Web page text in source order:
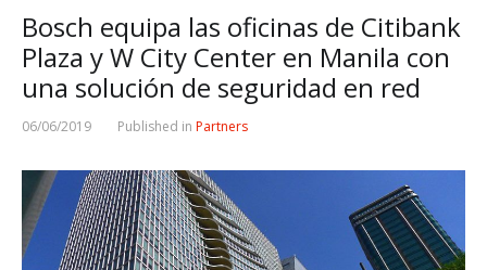
Bosch equipa las oficinas de Citibank
Plaza y W City Center en Manila con
una solución de seguridad en red
06/06/2019 Published in Partners